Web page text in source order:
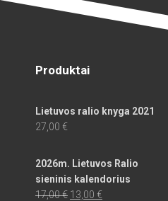
Produktai
Lietuvos ralio knyga 2021
27,00 €
2026m. Lietuvos Ralio
sieninis kalendorius
17,00€ Original
13,00 €Current